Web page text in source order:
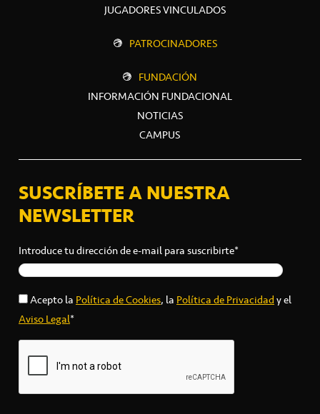
JUGADORES VINCULADOS
PATROCINADORES
FUNDACIÓN
INFORMACIÓN FUNDACIONAL
NOTICIAS
CAMPUS
SUSCRÍBETE A NUESTRA
NEWSLETTER
Introduce tu dirección de e-mail para suscribirte*
Acepto laPolítica de Cookies, laPolítica de Privacidady el
Aviso Legal*